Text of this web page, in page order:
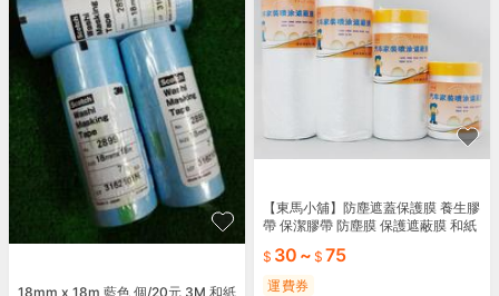
18mm x 18m 藍色 個/20元 3M 和紙
【東馬小舖】防塵遮蓋保護膜 養生膠
帶 保潔膠帶 防塵膜 保護遮蔽膜 和紙
30 ~ 75
運費券